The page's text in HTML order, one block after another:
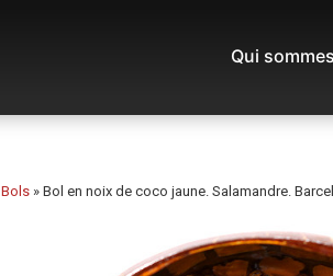
Qui
Bols » Bol en noix de coco jaune. Salamandre.